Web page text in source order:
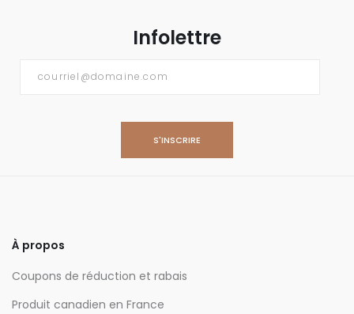
Infolettre
À propos
Coupons de réduction et rabais
Produit canadien en France